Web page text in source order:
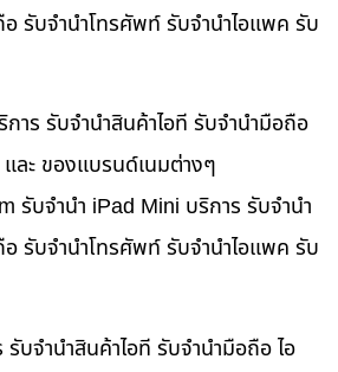
รับจำนำโทรศัพท์ รับจำนำไอแพค รับ
าร รับจำนำสินค้าไอที รับจำนำมือถือ
ละ ของแบรนด์เนมต่างๆ
รับจำนำ iPad Mini บริการ รับจำนำ
รับจำนำโทรศัพท์ รับจำนำไอแพค รับ
บจำนำสินค้าไอที รับจำนำมือถือ ไอ